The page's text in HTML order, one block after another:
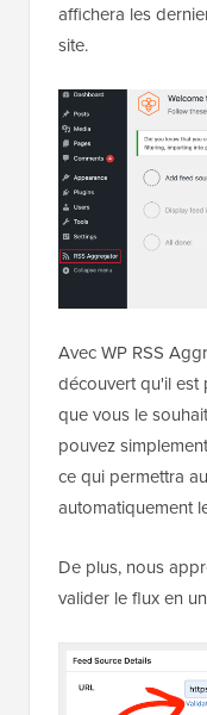
affichera les
site.
Avec WP RSS
découvert qu'il est
que vous le
pouvez
ce qui permettra
automatiquement
De plus, nous
valider le flux en